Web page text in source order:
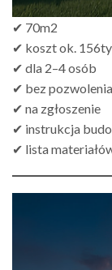
✔ 70m2
✔ koszt ok.
✔ dla 2–4 osób
✔ bez pozwolenia
✔ na zgłoszenie
✔ instrukcja
✔ lista